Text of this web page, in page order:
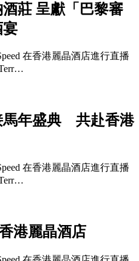
莊 呈獻「巴黎審
宴
在香港麗晶酒店進行直播
馬年盛典 共赴香港
在香港麗晶酒店進行直播
港麗晶酒店